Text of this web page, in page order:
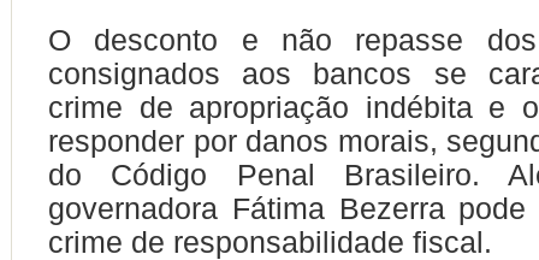
O desconto e não repasse dos
consignados aos bancos se
crime de apropriação indébita e
responder por danos morais,
do Código Penal Brasileiro.
governadora Fátima Bezerra
crime de responsabilidade fiscal.